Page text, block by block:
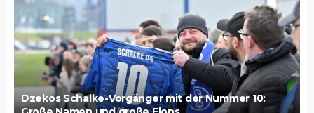
Dzekos Schalke-Vorgänger mit der Nummer 10: